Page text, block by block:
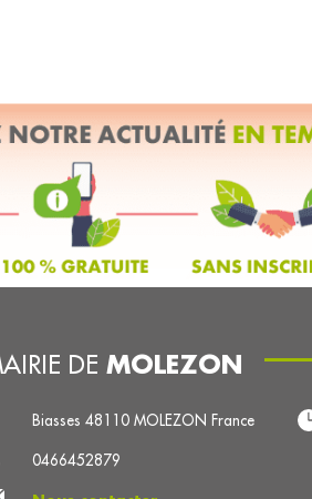
DE MOLEZON
Biasses 48110 MOLEZON France
0466452879